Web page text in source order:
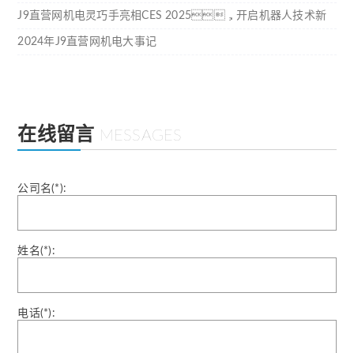
满结束
J9直营网机电灵巧手亮相CES 2025，开启机器人技术新
纪元
2024年J9直营网机电大事记
在线留言 MESSAGES
公司名(*):
姓名(*):
电话(*):